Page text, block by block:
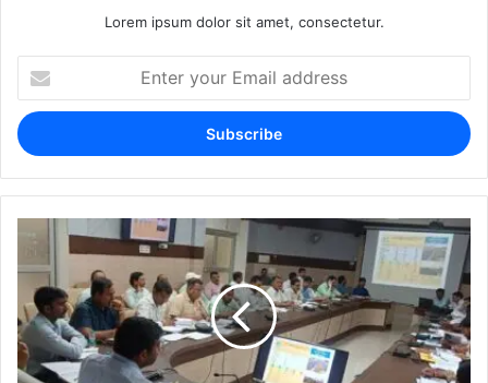
Lorem ipsum dolor sit amet, consectetur.